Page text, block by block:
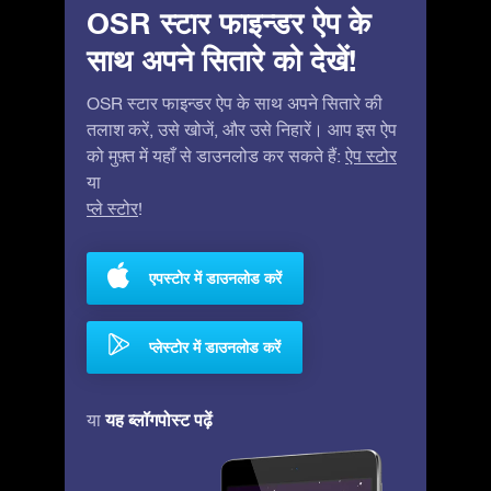
OSR स्टार फाइन्डर ऐप के
साथ अपने सितारे को देखें!
OSR स्टार फाइन्डर ऐप के साथ अपने सितारे की
तलाश करें, उसे खोजें, और उसे निहारें। आप इस ऐप
को मुफ़्त में यहाँ से डाउनलोड कर सकते हैं: ऐप स्टोर
या
प्ले स्टोर!
एपस्टोर में डाउनलोड करें
प्लेस्टोर में डाउनलोड करें
यायह ब्लॉगपोस्ट पढ़ें